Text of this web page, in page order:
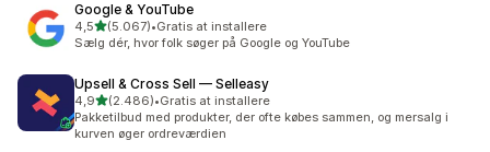
Google & YouTube
4,5ud af 5 stjerner
(5.067)
5067 anmeldelser i alt
•Gratis at installere
Sælg dér, hvor folk søger på Google og YouTube
Upsell & Cross Sell — Selleasy
4,9ud af 5 stjerner
(2.486)
2486 anmeldelser i alt
•Gratis at installere
Pakketilbud med produkter, der ofte købes sammen, og mersalg i
kurven øger ordreværdien